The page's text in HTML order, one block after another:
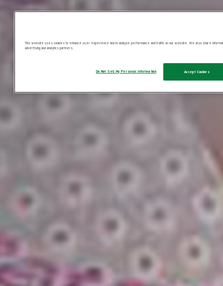
This website uses cookies to enhance user experience and to analyze performance and traffic on our website. We also share
advertising and analytics partners.
Do Not Sell My Personal Information Accept Cookies